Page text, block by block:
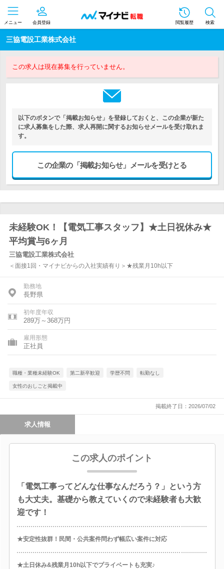
メニュー 会員登録 閲覧履歴 検索
三協電設工業株式会社
この求人は現在募集を行っていません。
以下のボタンで「掲載お知らせ」を登録しておくと、この企業が新た
に求人募集をした際、求人再開に関するお知らせメールを受け取れま
す。
この企業の「掲載お知らせ」メールを受けとる
未経験OK！【電気工事スタッフ】★土日祝休み★
平均賞与6ヶ月
三協電設工業株式会社
＜面接1回・マイナビからの入社実績有り＞★残業月10h以下
勤務地
長野県
初年度年収
289万～368万円
雇用形態
正社員
職種・業種未経験OK 第二新卒歓迎 学歴不問 転勤なし
女性のおしごと掲載中
掲載終了日：2026/07/02
求人情報
この求人のポイント
「電気工事ってどんな仕事なんだろう？」という方
も大丈夫。基礎から教えていくので未経験者も大歓
迎です！
★安定性抜群！民間・公共案件問わず幅広い案件に対応
★土日休み&残業月10h以下でプライベートも充実♪